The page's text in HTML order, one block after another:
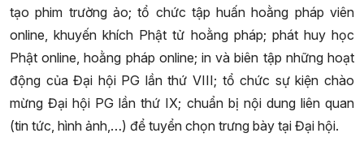
tạo phim trường ảo; tổ chức tập huấn hoằng pháp viên
online, khuyến khích Phật tử hoằng pháp; phát huy học
Phật online, hoằng pháp online; in và biên tập những hoạt
động của Đại hội PG lần thứ VIII; tổ chức sự kiện chào
mừng Đại hội PG lần thứ IX; chuẩn bị nội dung liên quan
(tin tức, hình ảnh,…) để tuyển chọn trưng bày tại Đại hội.